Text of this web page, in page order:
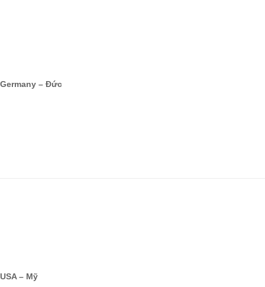
Germany – Đức
USA – Mỹ